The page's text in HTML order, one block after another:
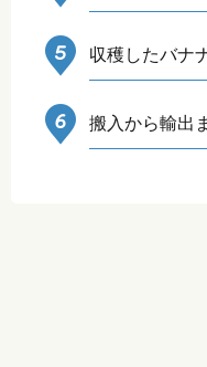
収穫したバナ
搬入から輸出